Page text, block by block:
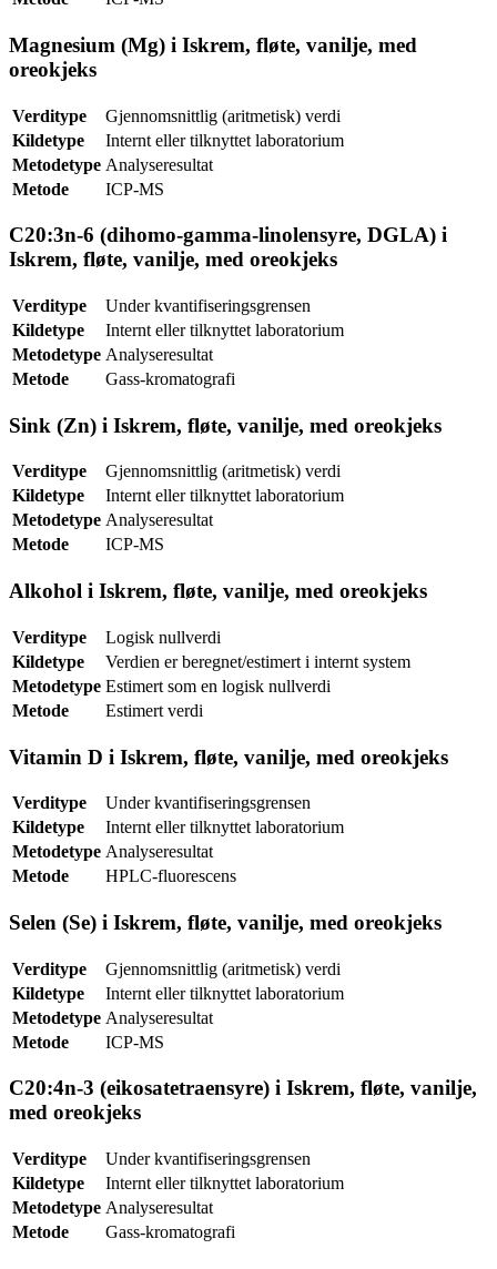
Magnesium (Mg) i Iskrem, fløte, vanilje, med
oreokjeks
Verditype
Gjennomsnittlig (aritmetisk) verdi
Kildetype
Internt eller tilknyttet laboratorium
Metodetype Analyseresultat
Metode
ICP-MS
C20:3n-6 (dihomo-gamma-linolensyre, DGLA) i
Iskrem, fløte, vanilje, med oreokjeks
Verditype
Under kvantifiseringsgrensen
Kildetype
Internt eller tilknyttet laboratorium
Metodetype Analyseresultat
Metode
Gass-kromatografi
Sink (Zn) i Iskrem, fløte, vanilje, med oreokjeks
Verditype
Gjennomsnittlig (aritmetisk) verdi
Kildetype
Internt eller tilknyttet laboratorium
Metodetype Analyseresultat
Metode
ICP-MS
Alkohol i Iskrem, fløte, vanilje, med oreokjeks
Verditype
Logisk nullverdi
Kildetype
Verdien er beregnet/estimert i internt system
Metodetype Estimert som en logisk nullverdi
Metode
Estimert verdi
Vitamin D i Iskrem, fløte, vanilje, med oreokjeks
Verditype
Under kvantifiseringsgrensen
Kildetype
Internt eller tilknyttet laboratorium
Metodetype Analyseresultat
Metode
HPLC-fluorescens
Selen (Se) i Iskrem, fløte, vanilje, med oreokjeks
Verditype
Gjennomsnittlig (aritmetisk) verdi
Kildetype
Internt eller tilknyttet laboratorium
Metodetype Analyseresultat
Metode
ICP-MS
C20:4n-3 (eikosatetraensyre) i Iskrem, fløte, vanilje,
med oreokjeks
Verditype
Under kvantifiseringsgrensen
Kildetype
Internt eller tilknyttet laboratorium
Metodetype Analyseresultat
Metode
Gass-kromatografi